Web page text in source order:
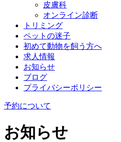
皮膚科
オンライン診断
トリミング
ペットの迷子
初めて動物を飼う方へ
求人情報
お知らせ
ブログ
プライバシーポリシー
予約について
お知らせ